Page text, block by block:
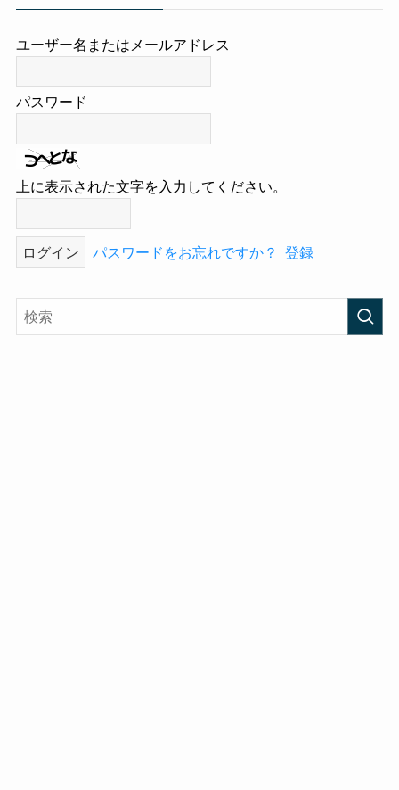
ユーザー名またはメールアドレス
パスワード
上に表示された文字を入力してください。
パスワードをお忘れですか？ 登録